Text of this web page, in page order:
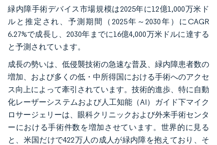
緑内障手術デバイス市場規模は2025年に12億1,000万米ド
ルと推定され、予測期間（2025年～2030年）にCAGR
6.27%で成長し、2030年までに16億4,000万米ドルに達する
と予測されています。
成長の勢いは、低侵襲技術の急速な普及、緑内障患者数の
増加、および多くの低・中所得国における手術へのアクセ
ス向上によって牽引されています。技術的進歩、特に自動
化レーザーシステムおよび人工知能（AI）ガイド下マイク
ロサージェリーは、眼科クリニックおよび外来手術センタ
ーにおける手術件数を増加させています。世界的に見る
と、米国だけで422万人の成人が緑内障を抱えており、そ